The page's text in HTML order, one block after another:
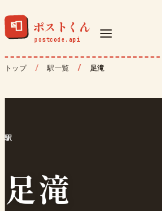
📮 ポストくん
トップ 駅一覧 足滝
駅
足滝